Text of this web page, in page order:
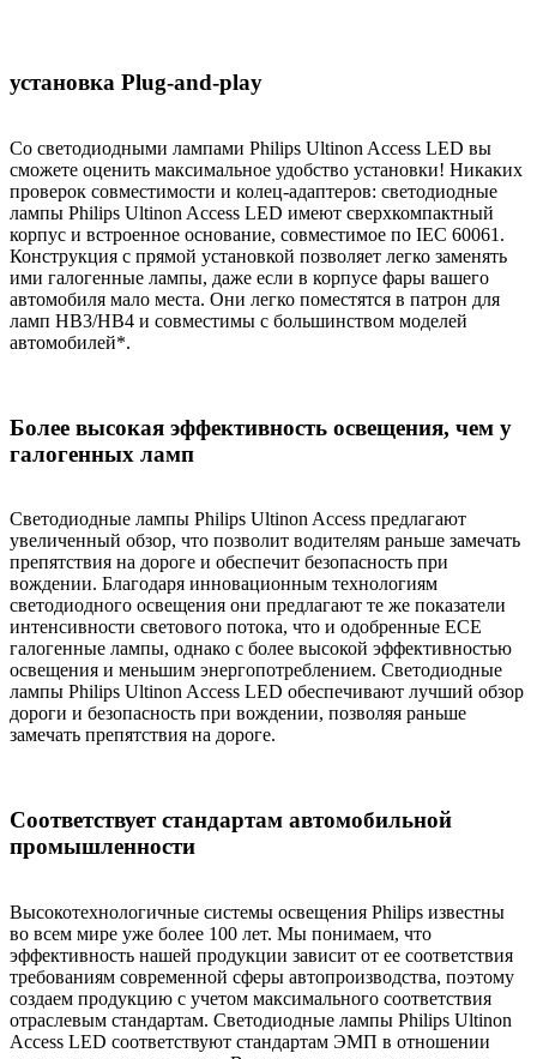
установка Plug-and-play
Со светодиодными лампами Philips Ultinon Access LED вы
сможете оценить максимальное удобство установки! Никаких
проверок совместимости и колец-адаптеров: светодиодные
лампы Philips Ultinon Access LED имеют сверхкомпактный
корпус и встроенное основание, совместимое по IEC 60061.
Конструкция с прямой установкой позволяет легко заменять
ими галогенные лампы, даже если в корпусе фары вашего
автомобиля мало места. Они легко поместятся в патрон для
ламп HB3/HB4 и совместимы с большинством моделей
автомобилей*.
Более высокая эффективность освещения, чем у
галогенных ламп
Светодиодные лампы Philips Ultinon Access предлагают
увеличенный обзор, что позволит водителям раньше замечать
препятствия на дороге и обеспечит безопасность при
вождении. Благодаря инновационным технологиям
светодиодного освещения они предлагают те же показатели
интенсивности светового потока, что и одобренные ECE
галогенные лампы, однако с более высокой эффективностью
освещения и меньшим энергопотреблением. Светодиодные
лампы Philips Ultinon Access LED обеспечивают лучший обзор
дороги и безопасность при вождении, позволяя раньше
замечать препятствия на дороге.
Соответствует стандартам автомобильной
промышленности
Высокотехнологичные системы освещения Philips известны
во всем мире уже более 100 лет. Мы понимаем, что
эффективность нашей продукции зависит от ее соответствия
требованиям современной сферы автопроизводства, поэтому
создаем продукцию с учетом максимального соответствия
отраслевым стандартам. Светодиодные лампы Philips Ultinon
Access LED соответствуют стандартам ЭМП в отношении